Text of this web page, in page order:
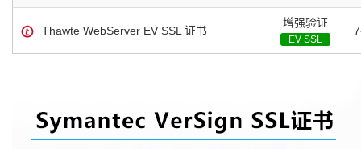
Thawte WebServer EV SSL 证书
增强验证
EV SSL